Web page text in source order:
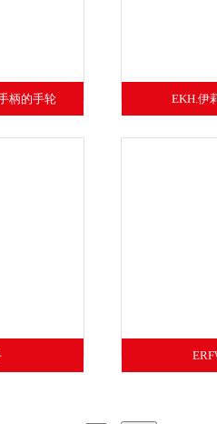
柄的手轮 EKH.伊